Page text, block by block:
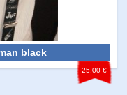
black
25,00 €